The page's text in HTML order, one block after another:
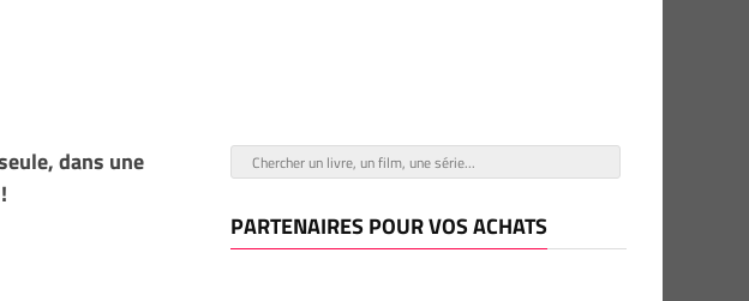
dans une
PARTENAIRES POUR VOS ACHATS